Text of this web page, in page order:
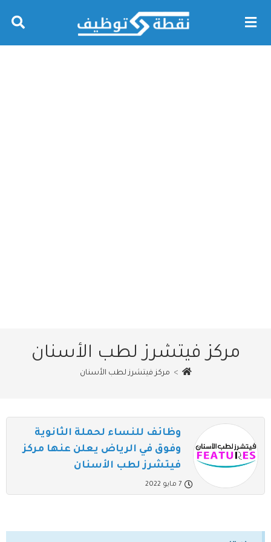
مركز فيتشرز لطب الأسنان
> مركز فيتشرز لطب الأسنان
وظائف للنساء لحملة الثانوية
وفوق في الرياض يعلن عنها مركز
فيتشرز لطب الأسنان
7 مايو 2022